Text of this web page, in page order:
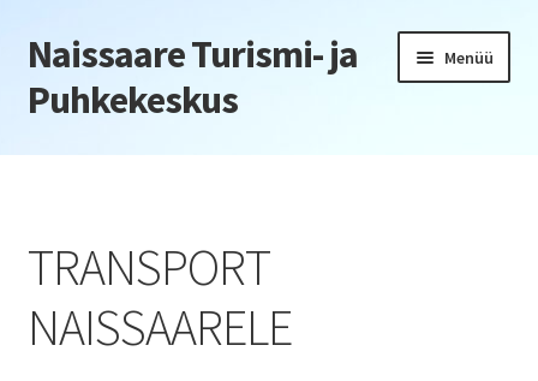
Liigu
navigeerimisele
Liigu
sisu
juurde
Naissaare Turismi- ja
Puhkekeskus
Menüü
Esileht
Jõulupeod
Kliendiüritus
TRANSPORT
NAISSAARELE